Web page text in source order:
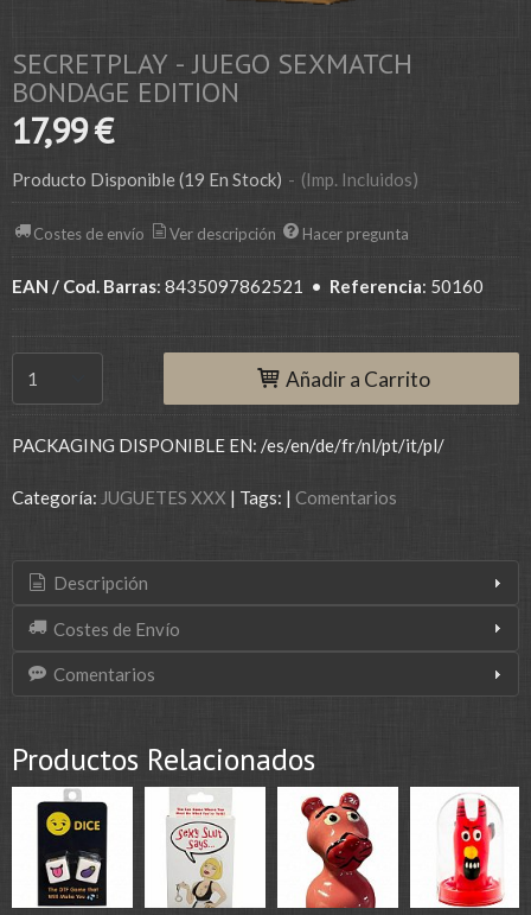
SECRETPLAY - JUEGO SEXMATCH
BONDAGE EDITION
17,99 €
Producto Disponible (19 En Stock) - (Imp. Incluidos)
Costes de envío Ver descripción Hacer pregunta
EAN / Cod. Barras: 8435097862521 • Referencia: 50160
Añadir a Carrito
PACKAGING DISPONIBLE EN: /es/en/de/fr/nl/pt/it/pl/
Categoría: JUGUETES XXX | Tags: | Comentarios
Descripción
Costes de Envío
Comentarios
Productos Relacionados